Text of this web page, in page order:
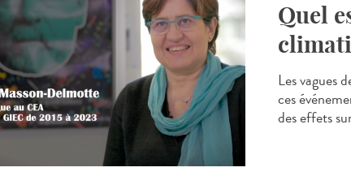
Quel
Les vagues
ces
des effets